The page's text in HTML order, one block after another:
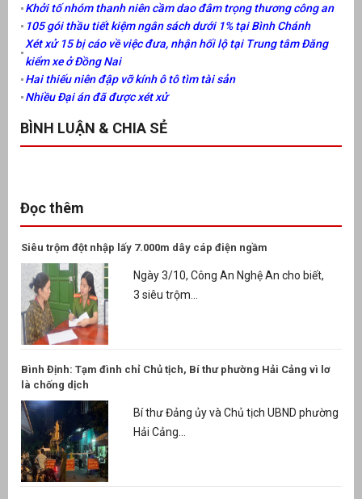
Khởi tố nhóm thanh niên cầm dao đâm trọng thương công an
105 gói thầu tiết kiệm ngân sách dưới 1% tại Bình Chánh
Xét xử 15 bị cáo về việc đưa, nhận hối lộ tại Trung tâm Đăng
kiểm xe ở Đồng Nai
Hai thiếu niên đập vỡ kính ô tô tìm tài sản
Nhiều Đại án đã được xét xử
BÌNH LUẬN & CHIA SẺ
Đọc thêm
Siêu trộm đột nhập lấy 7.000m dây cáp điện ngầm
Ngày 3/10, Công An Nghệ An cho biết,
3 siêu trộm...
Bình Định: Tạm đình chỉ Chủ tịch, Bí thư phường Hải Cảng vì lơ
là chống dịch
Bí thư Đảng ủy và Chủ tịch UBND phường
Hải Cảng...